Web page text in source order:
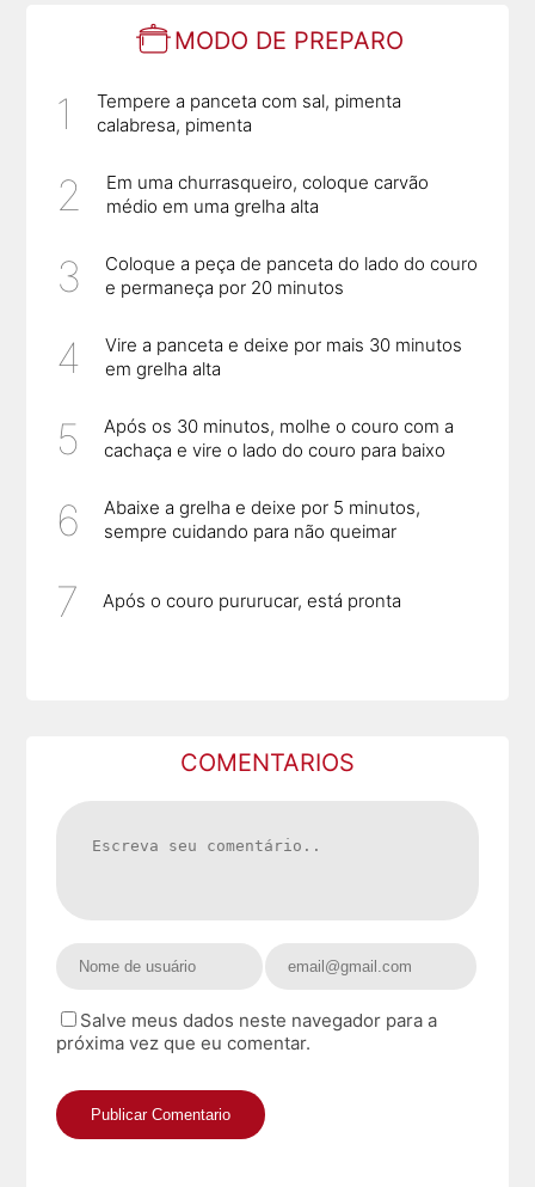
MODO DE PREPARO
Tempere a panceta com sal, pimenta
calabresa, pimenta
Em uma churrasqueiro, coloque carvão
médio em uma grelha alta
Coloque a peça de panceta do lado do couro
e permaneça por 20 minutos
Vire a panceta e deixe por mais 30 minutos
em grelha alta
Após os 30 minutos, molhe o couro com a
cachaça e vire o lado do couro para baixo
Abaixe a grelha e deixe por 5 minutos,
sempre cuidando para não queimar
Após o couro pururucar, está pronta
COMENTARIOS
Salve meus dados neste navegador para a
próxima vez que eu comentar.